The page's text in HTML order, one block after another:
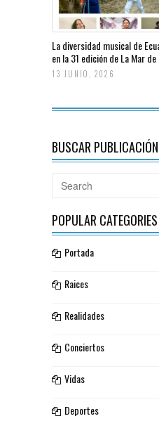
La diversidad musical de
en la 31 edición de La Mar
13 JUNIO, 2026
BUSCAR PUBLICACIÓN
POPULAR CATEGORIES
Portada
Raices
Realidades
Conciertos
Vidas
Deportes